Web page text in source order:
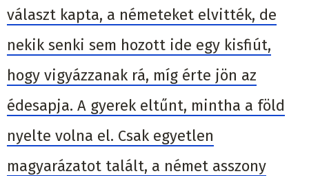
választ kapta, a németeket elvitték, de
nekik senki sem hozott ide egy kisfiút,
hogy vigyázzanak rá, míg érte jön az
édesapja. A gyerek eltűnt, mintha a föld
nyelte volna el. Csak egyetlen
magyarázatot talált, a német asszony